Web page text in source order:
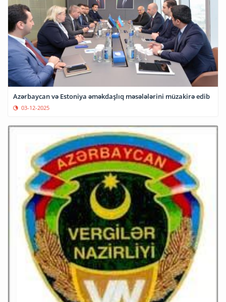
Azərbaycan və Estoniya əməkdaşlıq məsələlərini müzakirə edib
03-12-2025